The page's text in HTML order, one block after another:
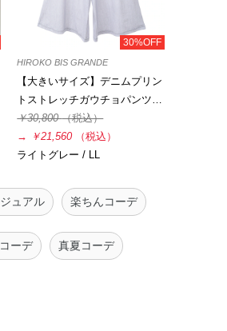
30%OFF
HIROKO BIS GRANDE
【大きいサイズ】デニムプリン
トストレッチガウチョパンツ…
￥30,800（税込）
→
￥21,560
（税込）
ライトグレー / LL
ュアル 楽ちんコーデ
ーデ 真夏コーデ